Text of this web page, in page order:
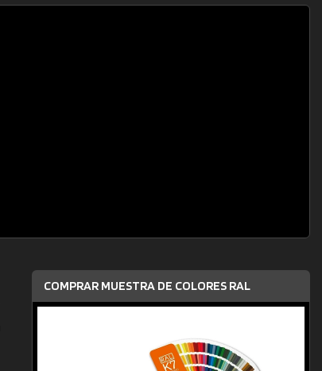
COMPRAR MUESTRA DE COLORES RAL